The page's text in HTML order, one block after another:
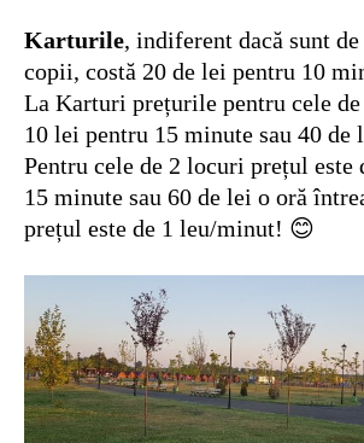
Karturile, indiferent dacă sunt
copii, costă 20 de lei pentru 10
La Karturi prețurile pentru cele
10 lei pentru 15 minute sau 40 de
Pentru cele de 2 locuri prețul este
15 minute sau 60 de lei o oră
prețul este de 1 leu/minut! 😊